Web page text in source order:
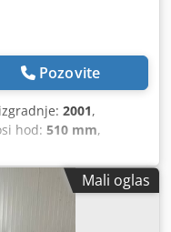
Pozovite
2001,
hod: 510 mm,
2.750 mm, ukupna
, širina stola:
stola:
(min.):
Mali oglas